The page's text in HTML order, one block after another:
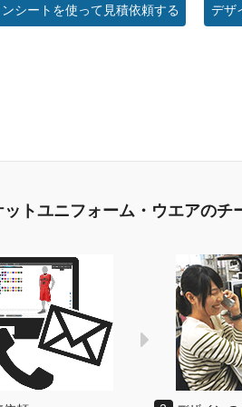
シートを使って見積依頼する デザ
ットユニフォーム・ウエアのチ